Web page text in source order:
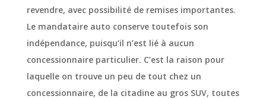
revendre, avec possibilité de remises importantes.
Le mandataire auto conserve toutefois son
indépendance, puisqu’il n’est lié à aucun
concessionnaire particulier. C’est la raison pour
laquelle on trouve un peu de tout chez un
concessionnaire, de la citadine au gros SUV, toutes